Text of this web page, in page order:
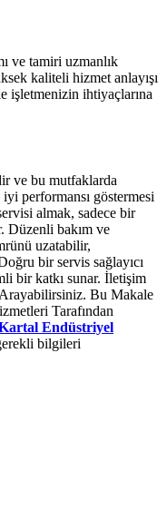
ve tamiri uzmanlık
kaliteli hizmet anlayışı
işletmenizin ihtiyaçlarına
ve bu mutfaklarda
performansı göstermesi
almak, sadece bir
Düzenli bakım ve
uzatabilir,
bir servis sağlayıcı
bir katkı sunar. İletişim
Bu Makale
Tarafından
Endüstriyel
bilgileri